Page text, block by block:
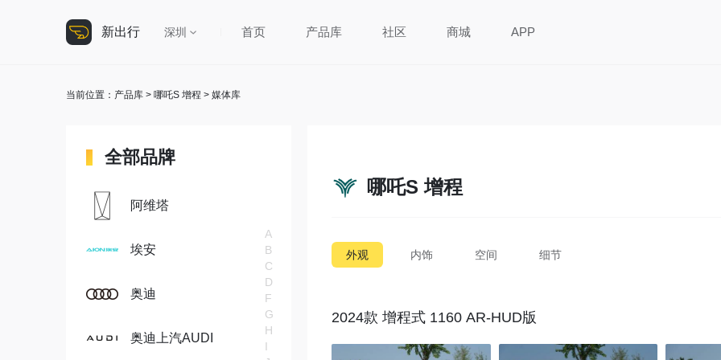
新出行 深圳 首页 产品库 社区 商城 APP
当前位置： 产品库 > 哪吒S 增程 > 媒体库
全部品牌
A
B
C
D
F
G
H
I
阿维塔
埃安
奥迪
奥迪上汽AUDI
哪吒S 增程
外观 内饰 空间 细节
2024款 增程式 1160 AR-HUD版